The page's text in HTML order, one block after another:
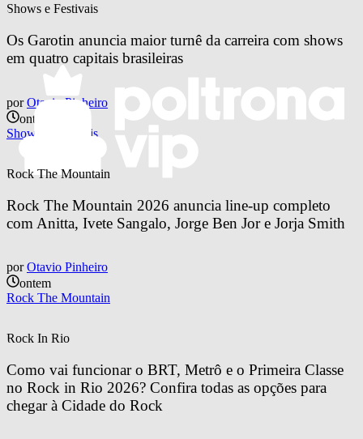
Shows e Festivais
Os Garotin anuncia maior turnê da carreira com shows
em quatro capitais brasileiras
por Otavio Pinheiro
ontem
Shows e Festivais
Rock The Mountain
Rock The Mountain 2026 anuncia line-up completo
com Anitta, Ivete Sangalo, Jorge Ben Jor e Jorja Smith
por Otavio Pinheiro
ontem
Rock The Mountain
Rock In Rio
Como vai funcionar o BRT, Metrô e o Primeira Classe
no Rock in Rio 2026? Confira todas as opções para
chegar à Cidade do Rock